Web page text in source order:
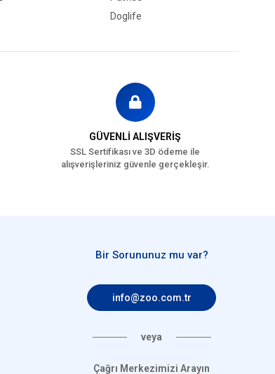
Doglife
GÜVENLİ ALIŞVERİŞ
SSL Sertifikası ve 3D ödeme ile
alışverişleriniz güvenle gerçekleşir.
Bir Sorununuz mu var?
info@zoo.com.tr
veya
Çağrı Merkezimizi Arayın